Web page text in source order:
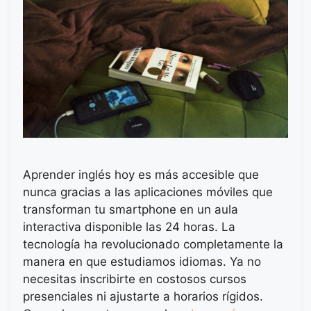
Aprender inglés hoy es más accesible que
nunca gracias a las aplicaciones móviles que
transforman tu smartphone en un aula
interactiva disponible las 24 horas. La
tecnología ha revolucionado completamente la
manera en que estudiamos idiomas. Ya no
necesitas inscribirte en costosos cursos
presenciales ni ajustarte a horarios rígidos.